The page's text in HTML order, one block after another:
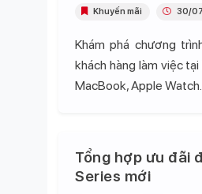
Khám phá chương
khách hàng làm việc
MacBook, Apple Watch...
Khuyến mãi 30/
Tổng hợp ưu đãi
Series mới